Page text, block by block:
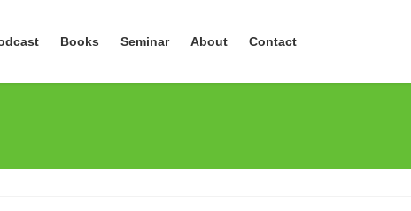
Books Seminar About Contact